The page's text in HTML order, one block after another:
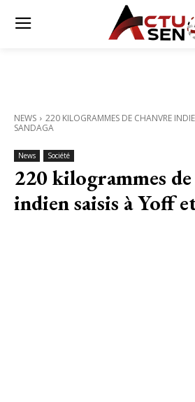
NEWS
220 KILOGRAMMES DE CHANVRE
SANDAGA
News Société
220 kilogrammes
indien saisis à Yoff